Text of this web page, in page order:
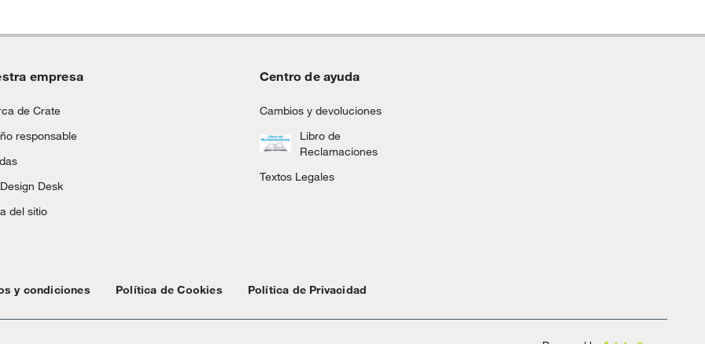
empresa
de Crate
responsable
Desk
del sitio
Centro de ayuda
Cambios y devoluciones
Libro de
Reclamaciones
Textos Legales
y condiciones Política de Cookies Política de Privacidad